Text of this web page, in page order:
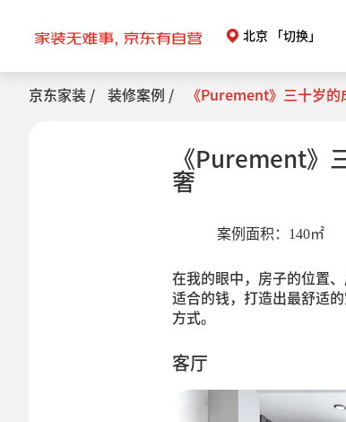
北京 「切换」
京东家装 / 装修案例 / 《Purement》三十岁
《Purement》
奢
案例面积： 140㎡
在我的眼中，房子的位置
适合的钱，打造出最舒适
方式。
客厅